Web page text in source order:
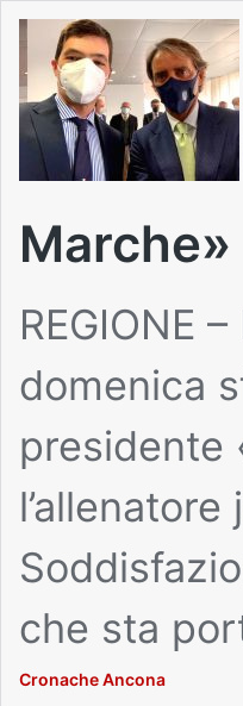
Marche»
REGIONE
domenica
presidente
che sta
Cronache Ancona